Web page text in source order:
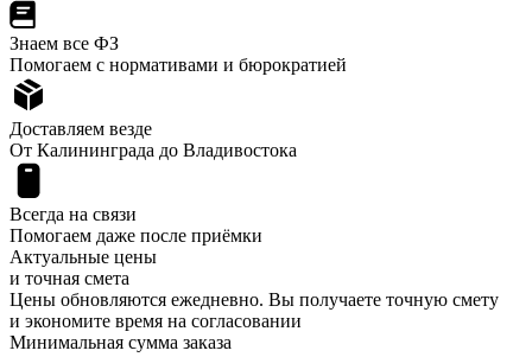
Знаем все ФЗ
Помогаем с нормативами и бюрократией
Доставляем везде
От Калининграда до Владивостока
Всегда на связи
Помогаем даже после приёмки
Актуальные цены
и точная смета
Цены обновляются ежедневно. Вы получаете точную смету
и экономите время на согласовании
Минимальная сумма заказа